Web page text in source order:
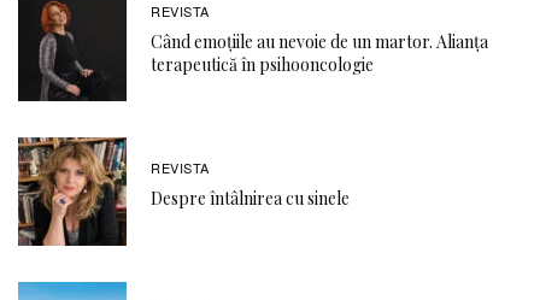
REVISTA
Când emoţiile au nevoie de un martor. Alianţa
terapeutică în psihooncologie
REVISTA
Despre întâlnirea cu sinele